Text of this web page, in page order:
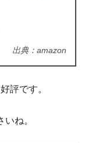
出典：amazon
評です。
ね。